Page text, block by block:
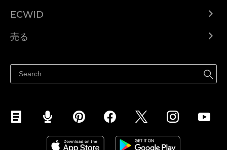
ECWID
ヘルプセンター
売る
Facebookで販売する
Instagramで販売する